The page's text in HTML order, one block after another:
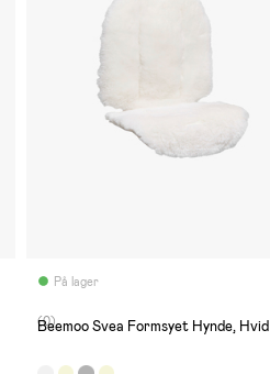
På lager
(0) Beemoo Svea Formsyet Hynde, Hvid